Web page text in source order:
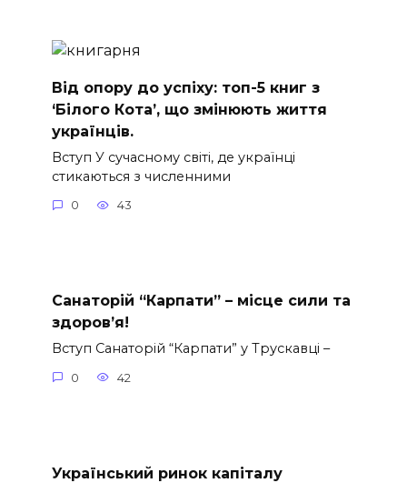
Від опору до успіху: топ-5 книг з
‘Білого Кота’, що змінюють життя
українців.
Вступ У сучасному світі, де українці
стикаються з численними
0 43
Санаторій “Карпати” – місце сили та
здоров’я!
Вступ Санаторій “Карпати” у Трускавці –
0 42
Український ринок капіталу